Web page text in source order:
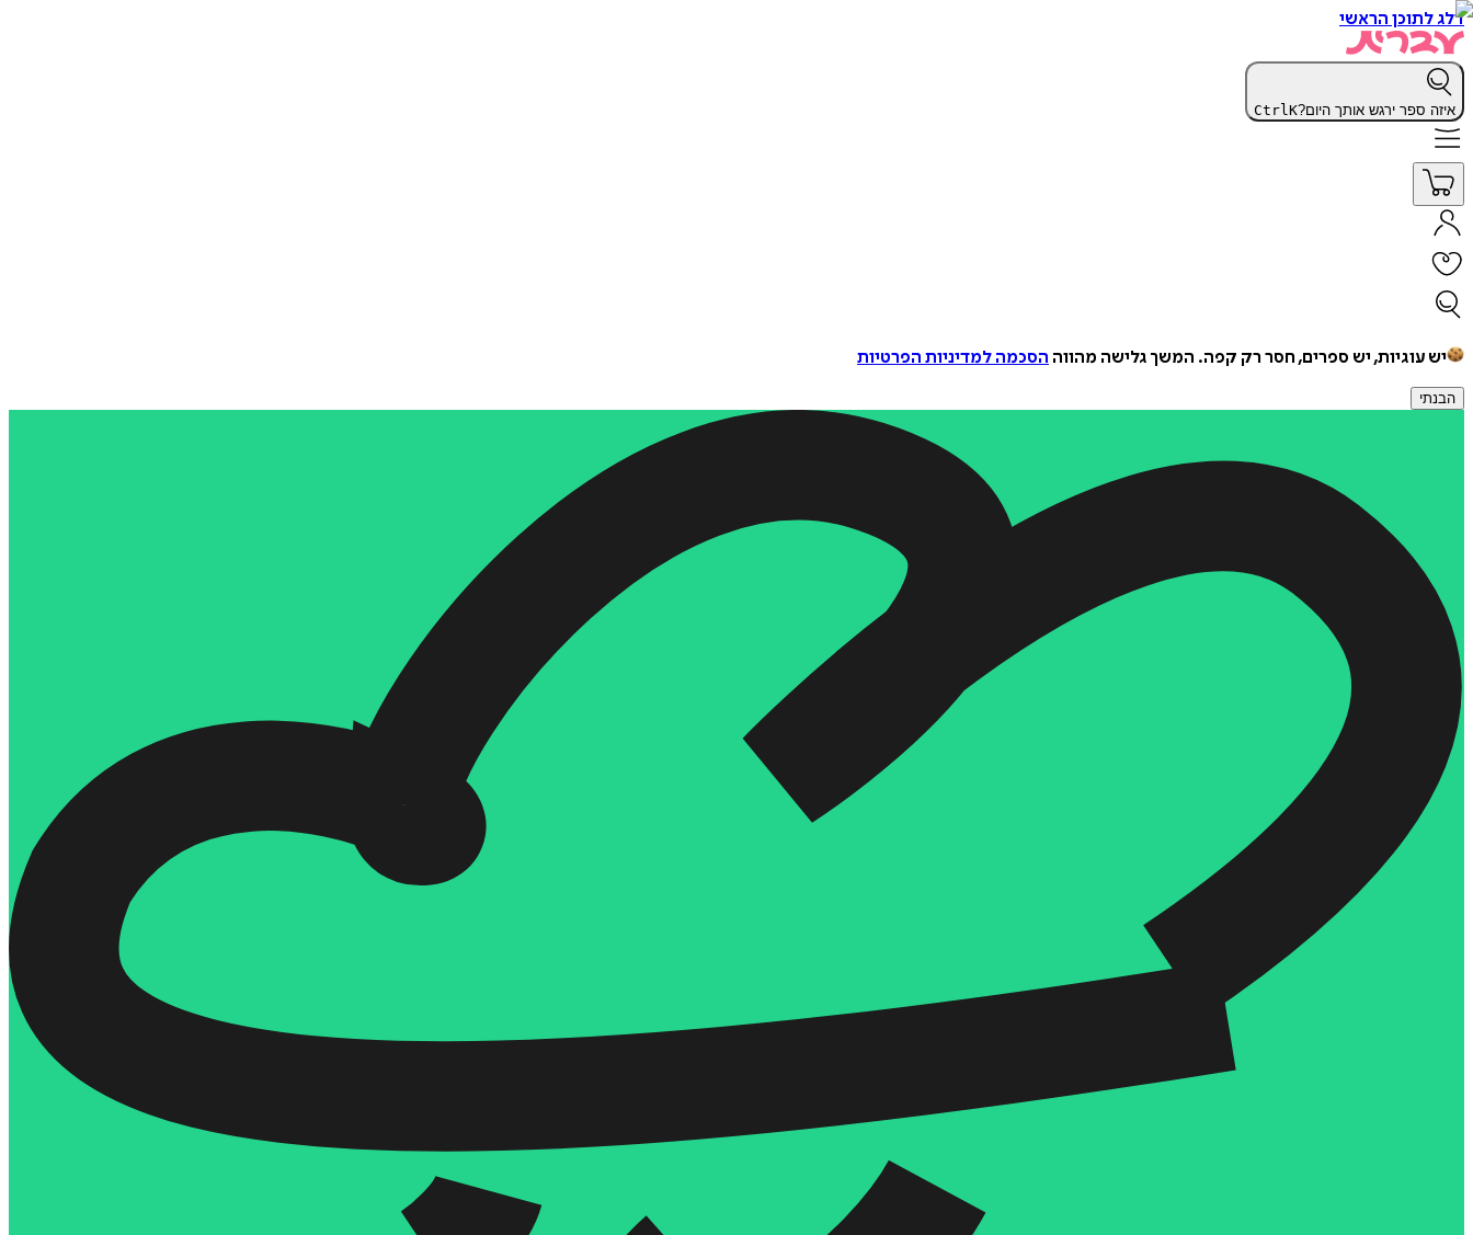
דלג לתוכן הראשי
איזה ספר ירגש אותך היום? CtrlK
יש עוגיות, יש ספרים, חסר רק קפה. המשך גלישה מהווה הסכמה למדיניות הפרטיות
הבנתי